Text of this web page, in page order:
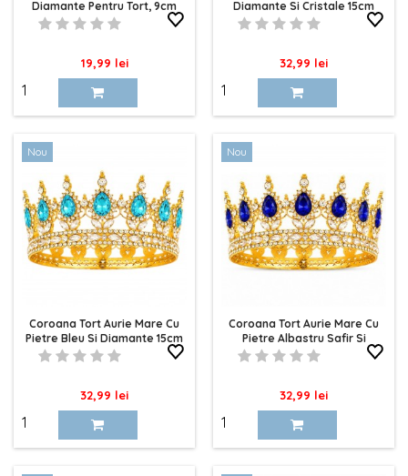
Diamante Pentru Tort, 9cm
Pret
19,99 lei
Diamante Si Cristale 15cm
Pret
32,99 lei
Nou
Coroana Tort Aurie Mare Cu
Pietre Bleu Si Diamante 15cm
Pret
32,99 lei
Nou
Coroana Tort Aurie Mare Cu
Pietre Albastru Safir Si
Cristale 15cm
Pret
32,99 lei